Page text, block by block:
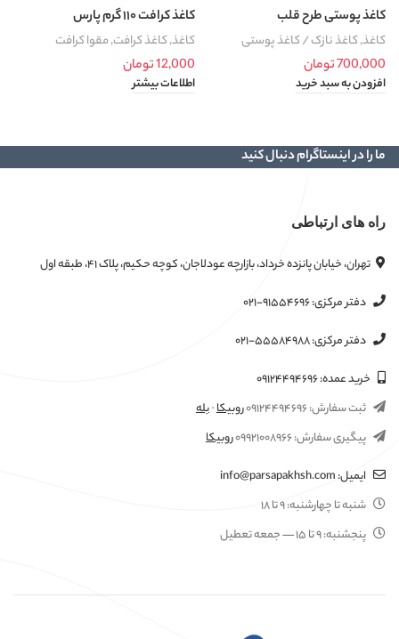
کاغذ پوستی طرح قلب
کاغذ,کاغذ نازک / کاغذ پوستی
700,000تومان
افزودن به سبد خرید
کاغذ کرافت ۱۱۰ گرم پارس
کاغذ,کاغذ کرافت,مقوا کرافت
12,000تومان
اطلاعات بیشتر
ما را در اینستاگرام دنبال کنید
راه های ارتباطی
تهران، خیابان پانزده خرداد، بازارچه عودلاجان، کوچه حکیم، پلاک ۴۱، طبقه اول
دفتر مرکزی:۰۲۱-۹۱۵۵۴۶۹۶
دفتر مرکزی:۰۲۱-۵۵۵۸۴۹۸۸
خرید عمده:۰۹۱۲۴۴۹۴۶۹۶
ثبت سفارش:۰۹۱۲۴۴۹۴۶۹۶روبیکا·بله
پیگیری سفارش:۰۹۹۲۱۰۰۸۹۶۶روبیکا
ایمیل:info@parsapakhsh.com
شنبه تا چهارشنبه:۹ تا ۱۸
پنجشنبه:۹ تا ۱۵ — جمعه تعطیل